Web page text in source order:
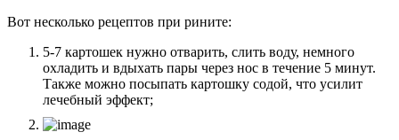
Вот несколько рецептов при рините:
5-7 картошек нужно отварить, слить воду, немного
охладить и вдыхать пары через нос в течение 5 минут.
Также можно посыпать картошку содой, что усилит
лечебный эффект;